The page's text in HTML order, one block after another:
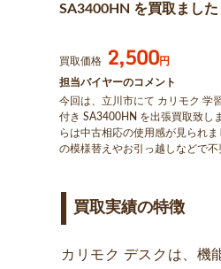
SA3400HN を買取ました
買取価格 2,500円
担当バイヤーのコメント
今回は、立川市にて カリモク 学
付き SA3400HN を出張買取致し
らは中古相応の使用感が見られ
の模様替えやお引っ越しなどで不
買取実績の特徴
カリモク デスクは、機